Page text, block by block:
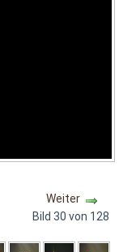
Weiter
Bild 30 von 128